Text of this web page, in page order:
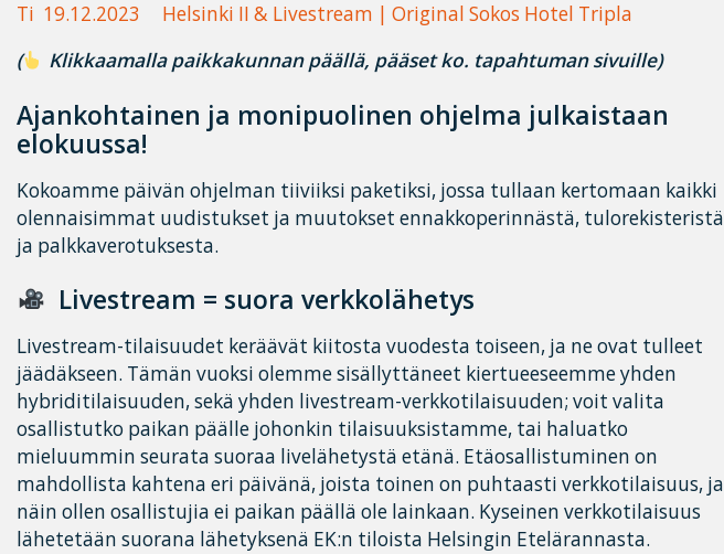
Ti 19.12.2023 Helsinki II & Livestream | Original Sokos Hotel Tripla
(
Klikkaamalla paikkakunnan päällä, pääset ko. tapahtuman sivuille)
Ajankohtainen ja monipuolinen ohjelma julkaistaan
elokuussa!
Kokoamme päivän ohjelman tiiviiksi paketiksi, jossa tullaan kertomaan kaikki
olennaisimmat uudistukset ja muutokset ennakkoperinnästä, tulorekisteristä
ja palkkaverotuksesta.
Livestream = suora verkkolähetys
Livestream-tilaisuudet keräävät kiitosta vuodesta toiseen, ja ne ovat tulleet
jäädäkseen. Tämän vuoksi olemme sisällyttäneet kiertueeseemme yhden
hybriditilaisuuden, sekä yhden livestream-verkkotilaisuuden; voit valita
osallistutko paikan päälle johonkin tilaisuuksistamme, tai haluatko
mieluummin seurata suoraa livelähetystä etänä. Etäosallistuminen on
mahdollista kahtena eri päivänä, joista toinen on puhtaasti verkkotilaisuus, ja
näin ollen osallistujia ei paikan päällä ole lainkaan. Kyseinen verkkotilaisuus
lähetetään suorana lähetyksenä EK:n tiloista Helsingin Etelärannasta.